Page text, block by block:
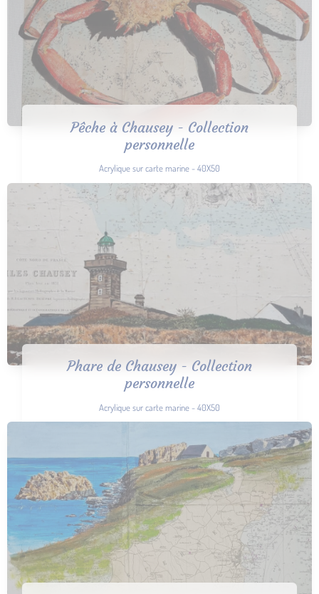
Pêche à Chausey - Collection
personnelle
Acrylique sur carte marine - 40X50
Phare de Chausey - Collection
personnelle
Acrylique sur carte marine - 40X50